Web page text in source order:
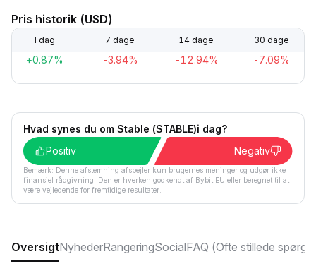
Pris historik (USD)
I dag 7 dage 14 dage 30 dage
+0.87% -3.94% -12.94% -7.09%
Hvad synes du om ​​Stable (STABLE)i dag?
Positiv
Negativ
Bemærk: Denne afstemning afspejler kun brugernes meninger og udgør ikke
finansiel rådgivning. Den er hverken godkendt af Bybit EU eller beregnet til at
være vejledende for fremtidige resultater.
OversigtNyhederRangeringSocialFAQ (Ofte stillede